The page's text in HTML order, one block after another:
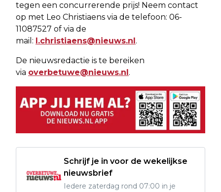
tegen een concurrerende prijs! Neem contact
op met Leo Christiaens via de telefoon: 06-
11087527 of via de
mail: l.christiaens@nieuws.nl .
De nieuwsredactie is te bereiken
via overbetuwe@nieuws.nl .
Schrijf je in voor de wekelijkse
nieuwsbrief
Iedere zaterdag rond 07:00 in je